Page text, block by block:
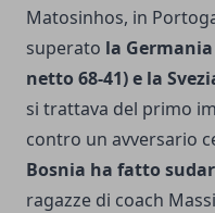
Matosinhos, in
superato la Germania
netto 68-41) e la
si trattava del primo
contro un avversario
Bosnia ha fatto
ragazze di coach